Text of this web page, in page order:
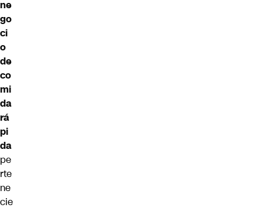
ne
go
ci
o
de
co
mi
da
rá
pi
da
pe
rte
ne
cie